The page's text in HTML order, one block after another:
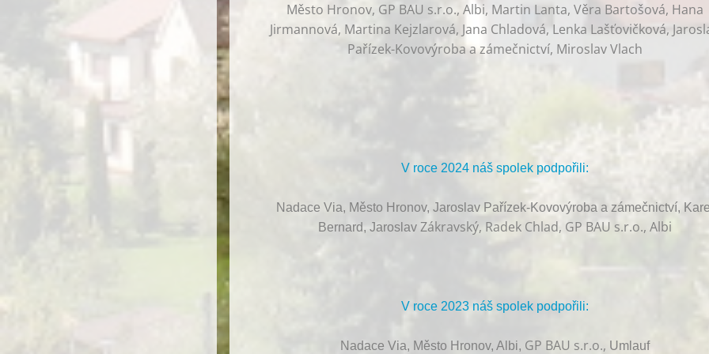
Město Hronov, GP BAU s.r.o., Albi, Martin Lanta, Věra Bartošová, Hana
Jirmannová, Martina Kejzlarová, Jana Chladová, Lenka Lašťovičková,
Pařízek-Kovovýroba a zámečnictví, Miroslav Vlach
V roce 2024 náš spolek podpořili:
Nadace Via, Město Hronov, Jaroslav Pařízek-Kovovýroba a zámečnictví,
Bernard, JaroslavZákravský, Radek Chlad, GP BAU s.r.o., Albi
V roce 2023 náš spolek podpořili:
Nadace Via, Město Hronov, Albi, GP BAU s.r.o., Umlauf